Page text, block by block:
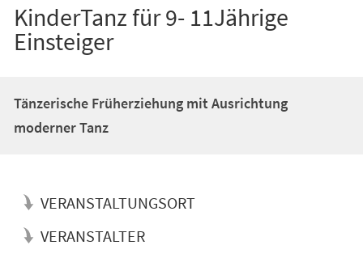
KinderTanz für 9- 11Jährige
Einsteiger
Tänzerische Früherziehung mit Ausrichtung
moderner Tanz
VERANSTALTUNGSORT
VERANSTALTER